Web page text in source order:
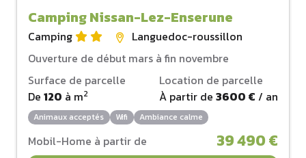
Camping Nissan-Lez-Enserune
Camping
Languedoc-roussillon
Ouverture de début mars à fin novembre
Surface de parcelle
De 120 à m2
Location de parcelle
À partir de 3600 € / an
Animaux acceptés Wifi Ambiance calme
Mobil-Home à partir de 39 490 €